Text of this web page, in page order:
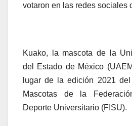
votaron en las redes sociales
Kuako, la mascota de la
del Estado de México
lugar de la edición 2021
Mascotas de la
Deporte Universitario (FISU).